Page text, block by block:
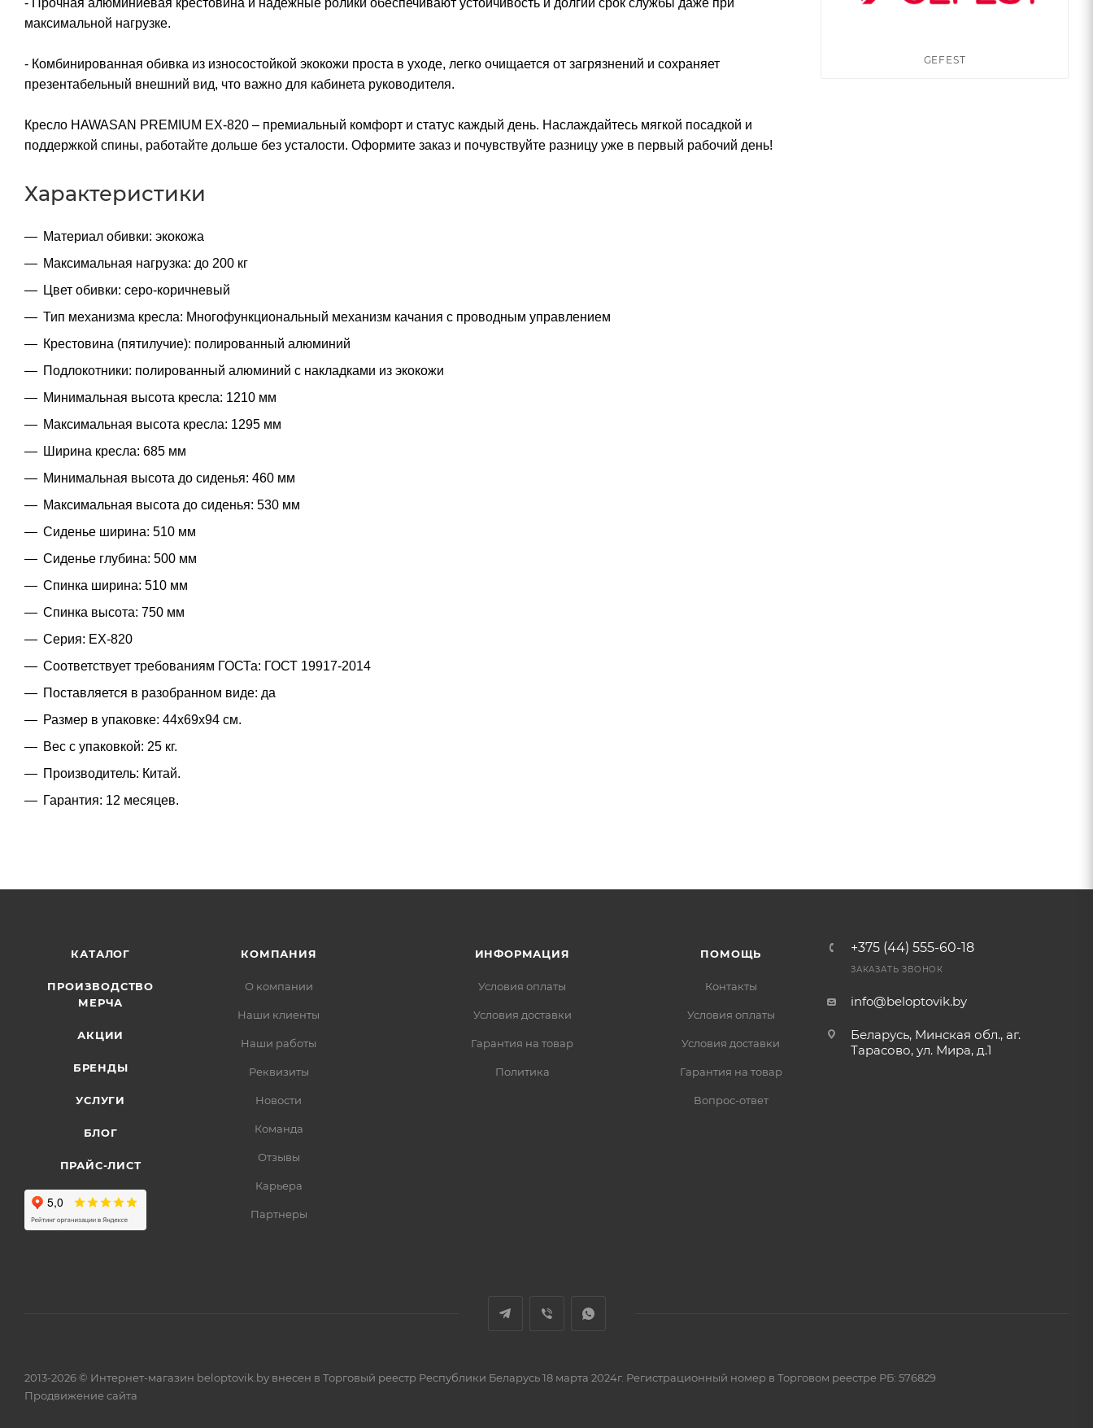
максимальной нагрузке.
- Комбинированная обивка из износостойкой экокожи проста в уходе, легко очищается от загрязнений и сохраняет
презентабельный внешний вид, что важно для кабинета руководителя.
Кресло HAWASAN PREMIUM EX-820 – премиальный комфорт и статус каждый день. Наслаждайтесь мягкой посадкой и
поддержкой спины, работайте дольше без усталости. Оформите заказ и почувствуйте разницу уже в первый рабочий день!
Характеристики
Материал обивки: экокожа
Максимальная нагрузка: до 200 кг
Цвет обивки: серо-коричневый
Тип механизма кресла: Многофункциональный механизм качания с проводным управлением
Крестовина (пятилучие): полированный алюминий
Подлокотники: полированный алюминий с накладками из экокожи
Минимальная высота кресла: 1210 мм
Максимальная высота кресла: 1295 мм
Ширина кресла: 685 мм
Минимальная высота до сиденья: 460 мм
Максимальная высота до сиденья: 530 мм
Сиденье ширина: 510 мм
Сиденье глубина: 500 мм
Спинка ширина: 510 мм
Спинка высота: 750 мм
Серия: EX-820
Соответствует требованиям ГОСТа: ГОСТ 19917-2014
Поставляется в разобранном виде: да
Размер в упаковке: 44x69x94 см.
Вес с упаковкой: 25 кг.
Производитель: Китай.
Гарантия: 12 месяцев.
GEFEST
КАТАЛОГ
ПРОИЗВОДСТВО
МЕРЧА
АКЦИИ
БРЕНДЫ
УСЛУГИ
БЛОГ
ПРАЙС-ЛИСТ
КОМПАНИЯ
О компании
Наши клиенты
Наши работы
Реквизиты
Новости
Команда
Отзывы
Карьера
Партнеры
ИНФОРМАЦИЯ
Условия оплаты
Условия доставки
Гарантия на товар
Политика
ПОМОЩЬ
Контакты
Условия оплаты
Условия доставки
Гарантия на товар
Вопрос-ответ
+375 (44) 555-60-18
ЗАКАЗАТЬ ЗВОНОК
info@beloptovik.by
Беларусь, Минская обл., аг.
Тарасово, ул. Мира, д.1
2013-2026 © Интернет-магазин beloptovik.by внесен в Торговый реестр Республики Беларусь 18 марта 2024г. Регистрационный номер в Торговом реестре РБ: 576829
Продвижение сайта